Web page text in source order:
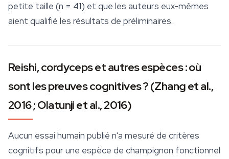
petite taille (n = 41) et que les auteurs eux-mêmes
aient qualifié les résultats de préliminaires.
Reishi, cordyceps et autres espèces : où
sont les preuves cognitives ? (Zhang et al.,
2016 ; Olatunji et al., 2016)
Aucun essai humain publié n'a mesuré de critères
cognitifs pour une espèce de champignon fonctionnel